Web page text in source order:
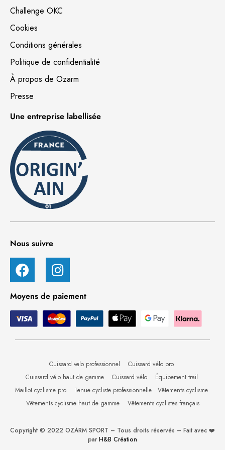
Challenge OKC
Cookies
Conditions générales
Politique de confidentialité
À propos de Ozarm
Presse
Une entreprise labellisée
Nous suivre
Moyens de paiement
Cuissard velo professionnel
Cuissard vélo pro
Cuissard vélo haut de gamme
Cuissard vélo
Équipement trail
Maillot cyclisme pro
Tenue cycliste professionnelle
Vêtements cyclisme
Vêtements cyclisme haut de gamme
Vêtements cyclistes français
Copyright © 2022 OZARM SPORT – Tous droits réservés – Fait avec ❤️
parH&B Création